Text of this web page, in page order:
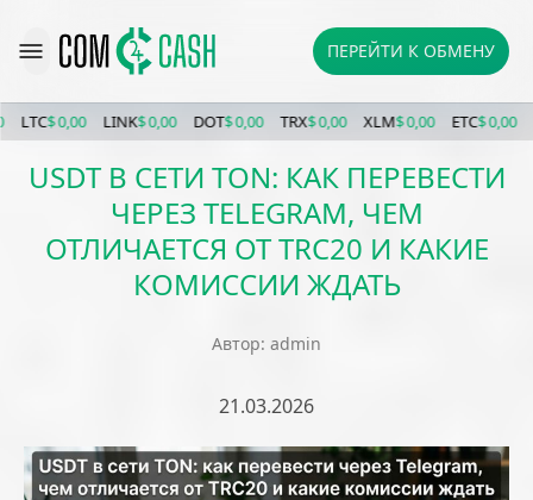
ПЕРЕЙТИ К ОБМЕНУ
LINK$ 0,00 DOT$ 0,00 TRX$ 0,00 XLM$ 0,00 ETC$ 0,00 BCH$ 0,00
USDT В СЕТИ TON: КАК ПЕРЕВЕСТИ
ЧЕРЕЗ TELEGRAM, ЧЕМ
ОТЛИЧАЕТСЯ ОТ TRC20 И КАКИЕ
КОМИССИИ ЖДАТЬ
Автор: admin
21.03.2026